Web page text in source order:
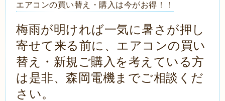
エアコンの買い替え・購入は今がお得！！
梅雨が明ければ一気に暑さが押し
寄せて来る前に、エアコンの買い
替え・新規ご購入を考えている方
は是非、森岡電機までご相談くだ
さい。